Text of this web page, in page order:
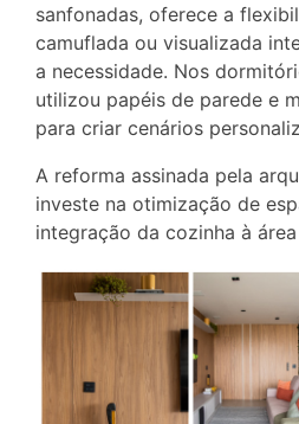
sanfonadas, oferece a
camuflada ou visualizada
a necessidade. Nos
utilizou papéis de parede e
para criar cenários
A reforma assinada pela
investe na otimização de
integração da cozinha à